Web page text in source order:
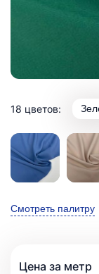
18 цветов:
Смотреть палитру
Цена за метр